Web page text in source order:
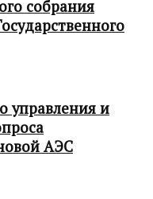
собрания
управления и
АЭС